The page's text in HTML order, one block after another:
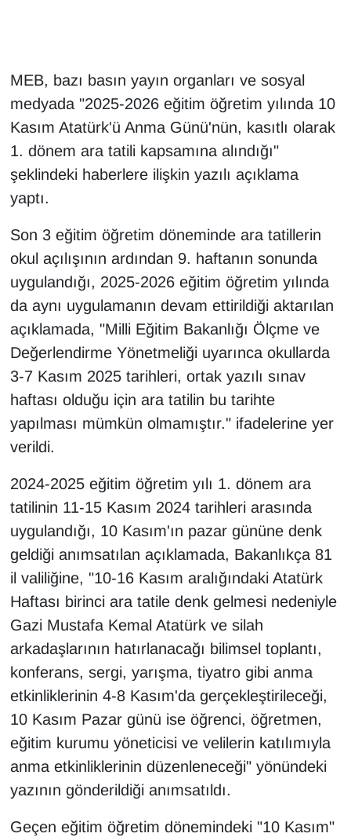
MEB, bazı basın yayın organları ve sosyal
medyada "2025-2026 eğitim öğretim yılında 10
Kasım Atatürk'ü Anma Günü'nün, kasıtlı olarak
1. dönem ara tatili kapsamına alındığı"
şeklindeki haberlere ilişkin yazılı açıklama
yaptı.
Son 3 eğitim öğretim döneminde ara tatillerin
okul açılışının ardından 9. haftanın sonunda
uygulandığı, 2025-2026 eğitim öğretim yılında
da aynı uygulamanın devam ettirildiği aktarılan
açıklamada, "Milli Eğitim Bakanlığı Ölçme ve
Değerlendirme Yönetmeliği uyarınca okullarda
3-7 Kasım 2025 tarihleri, ortak yazılı sınav
haftası olduğu için ara tatilin bu tarihte
yapılması mümkün olmamıştır." ifadelerine yer
verildi.
2024-2025 eğitim öğretim yılı 1. dönem ara
tatilinin 11-15 Kasım 2024 tarihleri arasında
uygulandığı, 10 Kasım'ın pazar gününe denk
geldiği anımsatılan açıklamada, Bakanlıkça 81
il valiliğine, "10-16 Kasım aralığındaki Atatürk
Haftası birinci ara tatile denk gelmesi nedeniyle
Gazi Mustafa Kemal Atatürk ve silah
arkadaşlarının hatırlanacağı bilimsel toplantı,
konferans, sergi, yarışma, tiyatro gibi anma
etkinliklerinin 4-8 Kasım'da gerçekleştirileceği,
10 Kasım Pazar günü ise öğrenci, öğretmen,
eğitim kurumu yöneticisi ve velilerin katılımıyla
anma etkinliklerinin düzenleneceği" yönündeki
yazının gönderildiği anımsatıldı.
Geçen eğitim öğretim dönemindeki "10 Kasım"
İngilizce
Kadın
Kamu Alımları
Kültür & Sanat
KURDÎ
MAGAZİN
MEDYA
ONE EKONOMİ
POLİTİKA
Resmi İlanlar
RÖPORTAJ
SAĞLIK
Sinema - TV
SİYASET
SPOR
TEBRİK